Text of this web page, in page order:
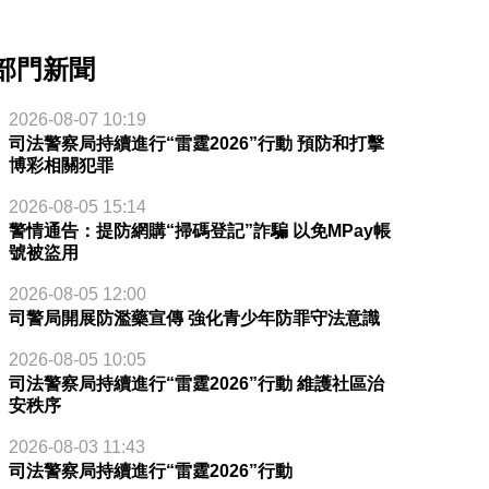
門新聞
2026-08-07 10:19
司法警察局持續進行“雷霆2026”行動 預防和打擊
博彩相關犯罪
2026-08-05 15:14
警情通告：提防網購“掃碼登記”詐騙 以免MPay帳
號被盜用
2026-08-05 12:00
司警局開展防濫藥宣傳 強化青少年防罪守法意識
2026-08-05 10:05
司法警察局持續進行“雷霆2026”行動 維護社區治
安秩序
2026-08-03 11:43
司法警察局持續進行“雷霆2026”行動